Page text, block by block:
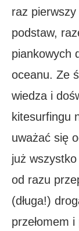
raz pierwszy
podstaw,
piankowych
oceanu. Ze
wiedza i
kitesurfingu
uważać się
już
od razu
(długa!)
przełomem